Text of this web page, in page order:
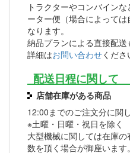
トラクターやコンバイン
ーター便（場合によって
なります。
納品プランによる直接配送
詳細はお問い合わせくださ
配送日程に関して
店舗在庫がある商品
12:00までのご注文分に関
※土曜・日曜・祝日を除く
大型機械に関しては在庫
数を頂く場合が御座います。